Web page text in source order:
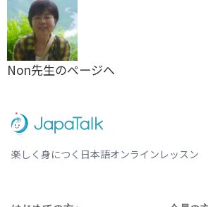
Non先生のページへ
楽しく身につく日本語オンラインレッスン